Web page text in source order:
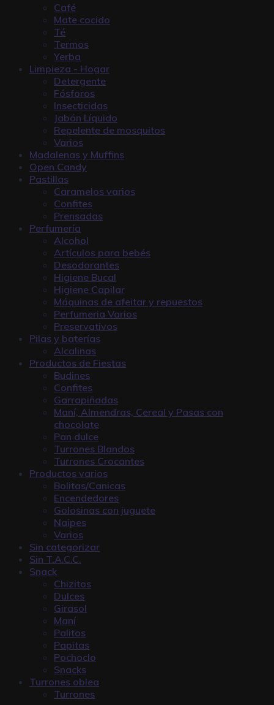
Café
Mate cocido
Té
Termos
Yerba
Limpieza - Hogar
Detergente
Fósforos
Insecticidas
Jabón Líquido
Repelente de mosquitos
Varios
Madalenas y Muffins
Open Candy
Pastillas
Caramelos varios
Confites
Prensadas
Perfumería
Alcohol
Artículos para bebés
Desodorantes
Higiene Bucal
Higiene Capilar
Máquinas de afeitar y repuestos
Perfumeria Varios
Preservativos
Pilas y baterías
Alcalinas
Productos de Fiestas
Budines
Confites
Garrapiñadas
Maní, Almendras, Cereal y Pasas con
chocolate
Pan dulce
Turrones Blandos
Turrones Crocantes
Productos varios
Bolitas/Canicas
Encendedores
Golosinas con juguete
Naipes
Varios
Sin categorizar
Sin T.A.C.C.
Snack
Chizitos
Dulces
Girasol
Maní
Palitos
Papitas
Pochoclo
Snacks
Turrones oblea
Turrones